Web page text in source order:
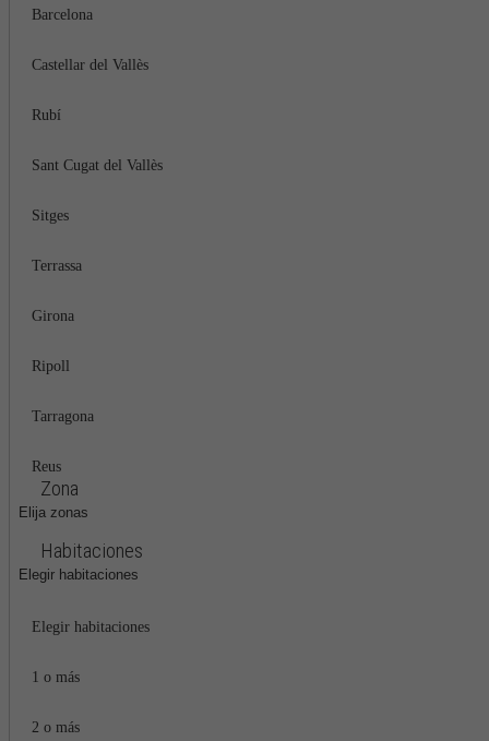
Barcelona
Castellar del Vallès
Rubí
Sant Cugat del Vallès
Sitges
Terrassa
Girona
Ripoll
Tarragona
Reus
Zona
Elija zonas
Habitaciones
Elegir habitaciones
Elegir habitaciones
1 o más
2 o más